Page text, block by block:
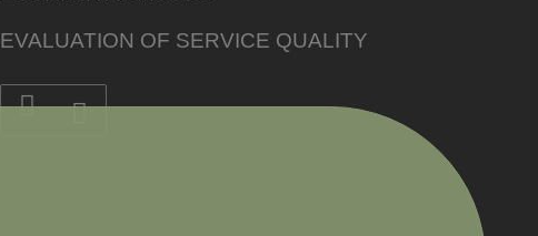
EVALUATION OF SERVICE QUALITY